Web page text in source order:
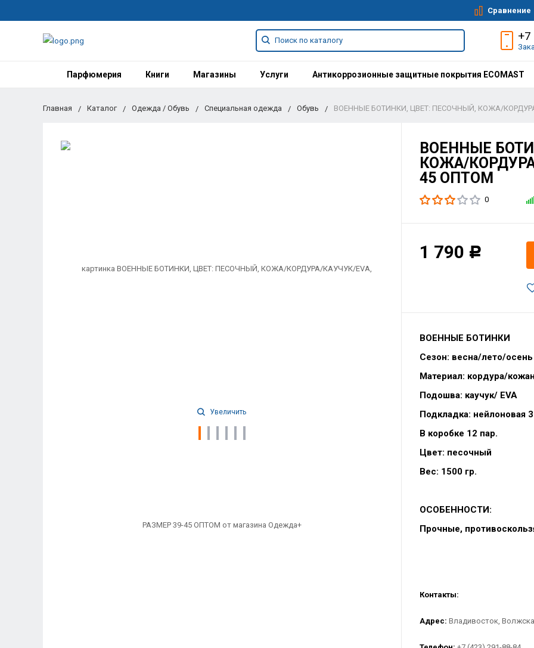
Сравнение
Парфюмерия Книги Магазины Услуги Антикоррозионные защитные покрытия ECOMAST
Главная Каталог Одежда / Обувь Специальная одежда Обувь ВОЕННЫЕ БОТИНКИ, ЦВЕТ: ПЕСОЧНЫЙ, КОЖА/
Увеличить
ВОЕННЫЕ
КОЖА/
45 ОПТОМ
0
1 790 Р
ВОЕННЫЕ БОТИНКИ
Сезон: весна/лето/осень
Материал: кордура/
Подошва: каучук/ EVA
Подкладка: нейлоновая
В коробке 12 пар.
Цвет: песочный
Вес: 1500 гр.
ОСОБЕННОСТИ:
Прочные,
Контакты:
Адрес: Владивосток,